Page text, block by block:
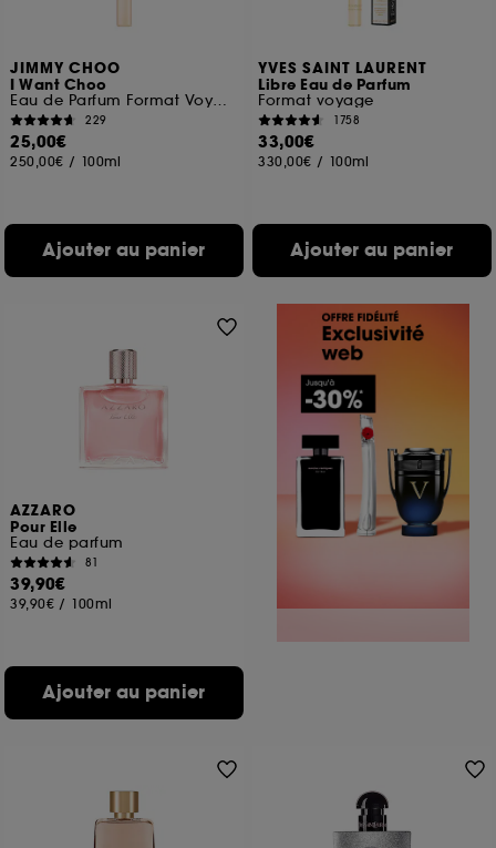
JIMMY CHOO
I Want Choo
Eau de Parfum Format Voyage
229
25,00€
250,00€ / 100ml
Ajouter au panier
YVES SAINT LAURENT
Libre Eau de Parfum
Format voyage
1758
33,00€
330,00€ / 100ml
Ajouter au panier
AZZARO
Pour Elle
Eau de parfum
81
39,90€
39,90€ / 100ml
Ajouter au panier